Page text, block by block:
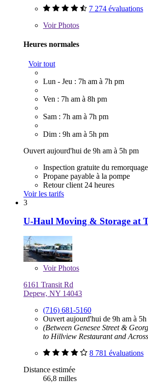
7 274 évaluations
VoirPhotos
Heures normales
Voir tout
Lun - Jeu : 7h am à 7h pm
Ven : 7h am à 8h pm
Sam : 7h am à 7h pm
Dim : 9h am à 5h pm
Ouvert aujourd'hui de 9h am à 5h pm
Inspection gratuite du remorquage
Propane payable à la pompe
Retour client 24 heures
Voir les tarifs
3
U-Haul Moving & Storage at
VoirPhotos
6161 Transit Rd
Depew, NY 14043
(716) 681-5160
Ouvert aujourd'hui de 9h am à
(Between Genesee Street &
to Hillview Restaurant and
8 781 évaluations
Distance estimée
66,8 milles